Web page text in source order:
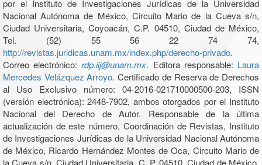
por el Instituto de Investigaciones Jurídicas de la Universidad
Nacional Autónoma de México, Circuito Mario de la Cueva s/n,
Ciudad Universitaria, Coyoacán, C.P. 04510, Ciudad de México,
Tel. (52) 55 56 22 74 74,
http://revistas.juridicas.unam.mx/index.php/derecho-privado.
Correo electrónico: rdp.iij@unam.mx. Editora responsable: Laura
Mercedes Velázquez Arroyo. Certificado de Reserva de Derechos
al Uso Exclusivo número: 04-2016-021710000500-203, ISSN
(versión electrónica): 2448-7902, ambos otorgados por el Instituto
Nacional del Derecho de Autor. Responsable de la última
actualización de este número, Coordinación de Revistas, Instituto
de Investigaciones Jurídicas de la Universidad Nacional Autónoma
de México, Ricardo Hernández Montes de Oca, Circuito Mario de